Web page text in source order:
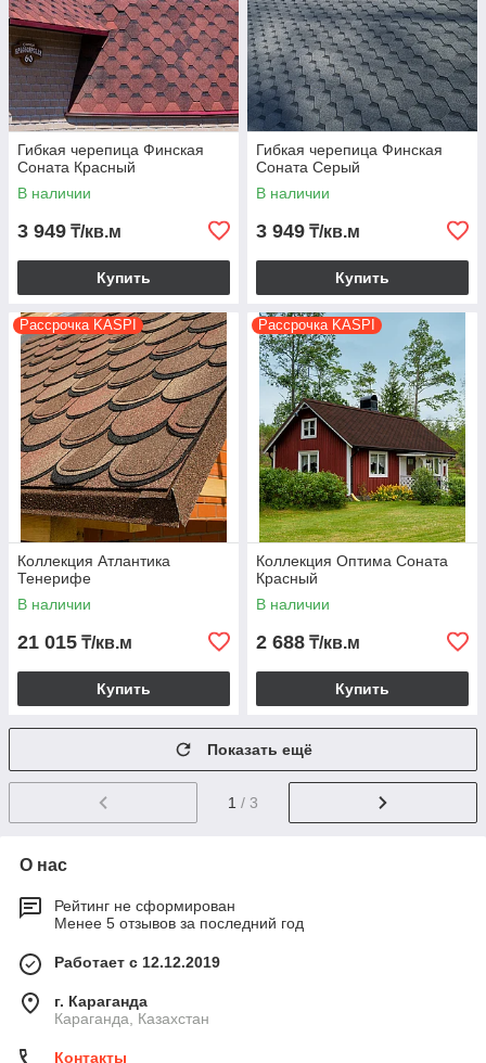
Гибкая черепица Финская
Соната Красный
В наличии
3 949 ₸/кв.м
Купить
Гибкая черепица Финская
Соната Серый
В наличии
3 949 ₸/кв.м
Купить
Рассрочка KASPI
Коллекция Атлантика
Тенерифе
В наличии
21 015 ₸/кв.м
Купить
Рассрочка KASPI
Коллекция Оптима Соната
Красный
В наличии
2 688 ₸/кв.м
Купить
Показать ещё
1 / 3
О нас
Рейтинг не сформирован
Менее 5 отзывов за последний год
Работает с 12.12.2019
г. Караганда
Караганда, Казахстан
Контакты